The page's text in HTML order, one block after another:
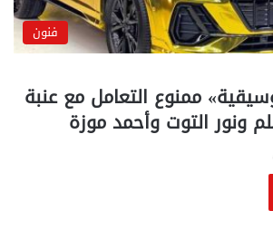
فنون
ممنوع التعامل مع عنبة
ونور التوت وأحمد موزة